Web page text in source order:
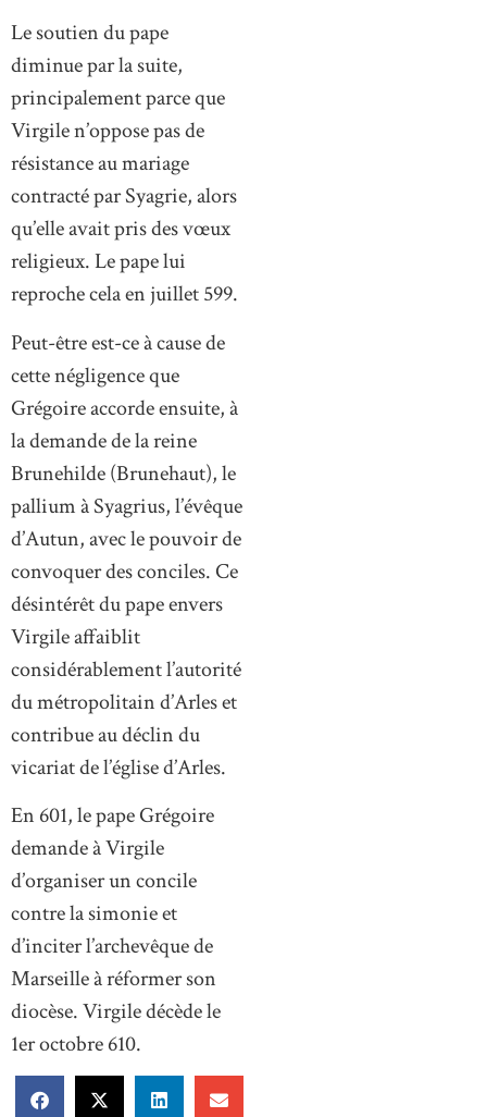
Le soutien du pape
diminue par la suite,
principalement parce que
Virgile n’oppose pas de
résistance au mariage
contracté par Syagrie, alors
qu’elle avait pris des vœux
religieux. Le pape lui
reproche cela en juillet 599.
Peut-être est-ce à cause de
cette négligence que
Grégoire accorde ensuite, à
la demande de la reine
Brunehilde (Brunehaut), le
pallium à Syagrius, l’évêque
d’Autun, avec le pouvoir de
convoquer des conciles. Ce
désintérêt du pape envers
Virgile affaiblit
considérablement l’autorité
du métropolitain d’Arles et
contribue au déclin du
vicariat de l’église d’Arles.
En 601, le pape Grégoire
demande à Virgile
d’organiser un concile
contre la simonie et
d’inciter l’archevêque de
Marseille à réformer son
diocèse. Virgile décède le
1er octobre 610.